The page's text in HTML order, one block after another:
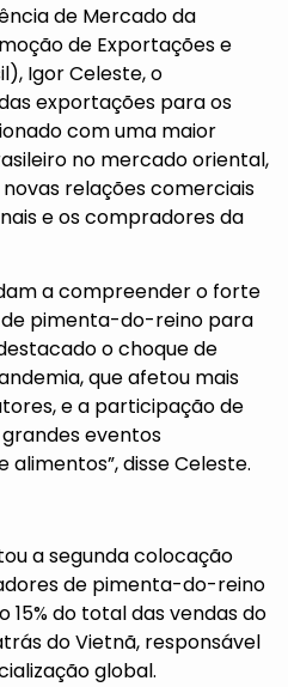
de Mercado da
de Exportações e
Igor Celeste, o
exportações para os
com uma maior
no mercado oriental,
relações comerciais
e os compradores da
a compreender o forte
pimenta-do-reino para
o choque de
que afetou mais
e a participação de
eventos
disse Celeste.
a segunda colocação
de pimenta-do-reino
do total das vendas do
do Vietnã, responsável
global.